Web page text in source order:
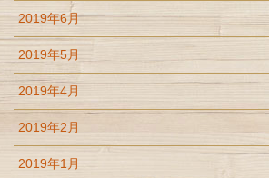
2019年6月
2019年5月
2019年4月
2019年2月
2019年1月